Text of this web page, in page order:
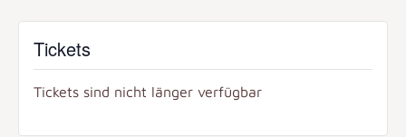
Tickets
Tickets sind nicht länger verfügbar